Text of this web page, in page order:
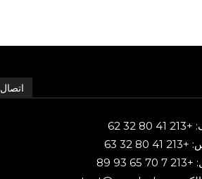
اتصال
80 32 62
80 32 63
65 93 89